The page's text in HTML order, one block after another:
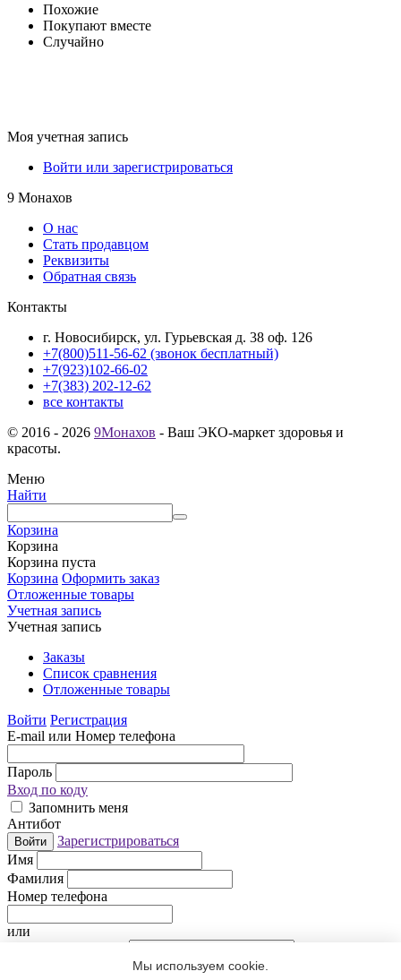
Мы используем cookie.
Похожие
Покупают вместе
Случайно
Моя учетная запись
Войти или зарегистрироваться
9 Монахов
О нас
Стать продавцом
Реквизиты
Обратная связь
Контакты
г. Новосибирск, ул. Гурьевская д. 38 оф. 126
+7(800)511-56-62 (звонок бесплатный)
+7(923)102-66-02
+7(383) 202-12-62
все контакты
© 2016 - 2026 9Монахов - Ваш ЭКО-маркет здоровья и
красоты.
Меню
Найти
Корзина
Корзина
Корзина пуста
Корзина Оформить заказ
Отложенные товары
Учетная запись
Учетная запись
Заказы
Список сравнения
Отложенные товары
Войти Регистрация
E-mail или Номер телефона
Пароль
Вход по коду
Запомнить меня
Антибот
Войти
Зарегистрироваться
Имя
Фамилия
Номер телефона
или